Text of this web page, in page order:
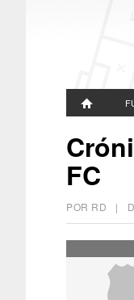
FC
POR RD |